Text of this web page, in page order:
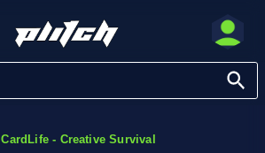
CardLife - Creative Survival